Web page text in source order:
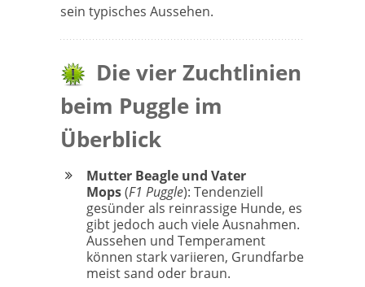
sein typisches Aussehen.
Die vier Zuchtlinien
beim Puggle im
Überblick
Mutter Beagle und Vater
Mops(F1 Puggle): Tendenziell
gesünder als reinrassige Hunde, es
gibt jedoch auch viele Ausnahmen.
Aussehen und Temperament
können stark variieren, Grundfarbe
meist sand oder braun.